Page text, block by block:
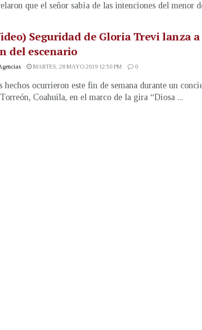
que el señor sabía de las intenciones del menor
Seguridad de Gloria Trevi lanza a
del escenario
MARTES, 28 MAYO 2019 12:50 PM 0
hechos ocurrieron este fin de semana durante un
Coahuila, en el marco de la gira “Diosa ...